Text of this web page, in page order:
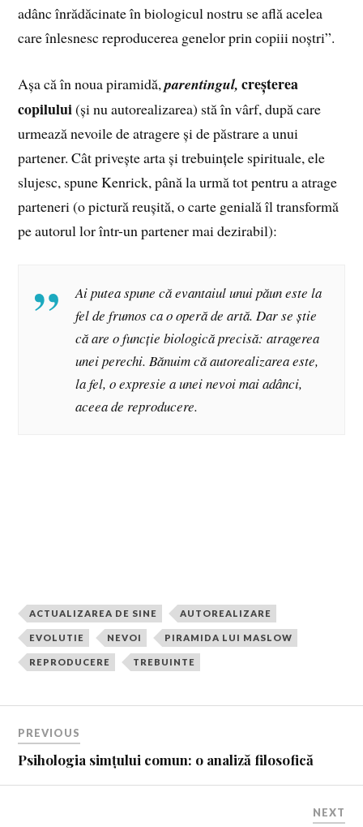
adânc înrădăcinate în biologicul nostru se află acelea
care înlesnesc reproducerea genelor prin copiii noștri”.
Așa că în noua piramidă,parentingul,creșterea
copilului(și nu autorealizarea) stă în vârf, după care
urmează nevoile de atragere și de păstrare a unui
partener. Cât privește arta și trebuințele spirituale, ele
slujesc, spune Kenrick, până la urmă tot pentru a atrage
parteneri (o pictură reușită, o carte genială îl transformă
pe autorul lor într-un partener mai dezirabil):
Ai putea spune că evantaiul unui păun este la
fel de frumos ca o operă de artă. Dar se știe
că are o funcție biologică precisă: atragerea
unei perechi. Bănuim că autorealizarea este,
la fel, o expresie a unei nevoi mai adânci,
aceea de reproducere.
ACTUALIZAREA DE SINE AUTOREALIZARE
EVOLUTIE NEVOI PIRAMIDA LUI MASLOW
REPRODUCERE TREBUINTE
PREVIOUS
Psihologia simțului comun: o analiză filosofică
NEXT